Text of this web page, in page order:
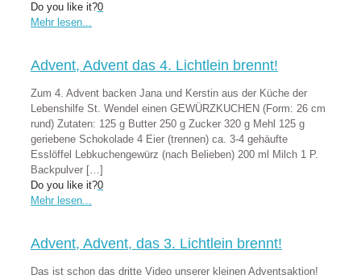
Do you like it?0
Mehr lesen...
Advent, Advent das 4. Lichtlein brennt!
Zum 4. Advent backen Jana und Kerstin aus der Küche der
Lebenshilfe St. Wendel einen GEWÜRZKUCHEN (Form: 26 cm
rund) Zutaten: 125 g Butter 250 g Zucker 320 g Mehl 125 g
geriebene Schokolade 4 Eier (trennen) ca. 3-4 gehäufte
Esslöffel Lebkuchengewürz (nach Belieben) 200 ml Milch 1 P.
Backpulver […]
Do you like it?0
Mehr lesen...
Advent, Advent, das 3. Lichtlein brennt!
Das ist schon das dritte Video unserer kleinen Adventsaktion!